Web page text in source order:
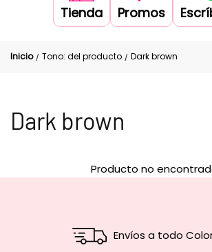
Tienda Promos
Inicio / Tono: del producto / Dark brown
Dark brown
Producto no
Envíos a todo